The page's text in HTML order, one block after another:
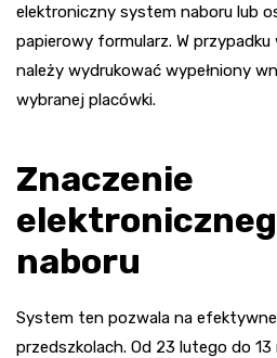
elektroniczny system naboru lub
papierowy formularz. W
należy wydrukować wypełniony
wybranej placówki.
Znaczenie
naboru
System ten pozwala na
przedszkolach. Od 23 lutego do